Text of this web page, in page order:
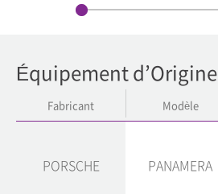
Équipement d’Origine
Fabricant Modèle
PORSCHE PANAMERA